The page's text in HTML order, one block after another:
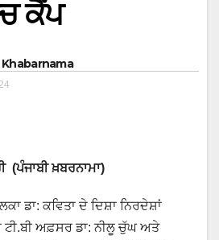
ਕੈਂਪ
(ਪੰਜਾਬੀ ਖ਼ਬਰਨਾਮਾ)
ਡਾ: ਕਵਿਤਾ ਦੇ ਦਿਸ਼ਾ ਨਿਰਦੇਸ਼ਾਂ
ਟੀ.ਬੀ ਅਫ਼ਸਰ ਡਾ: ਨੀਲੂ ਚੁੱਘ ਅਤੇ